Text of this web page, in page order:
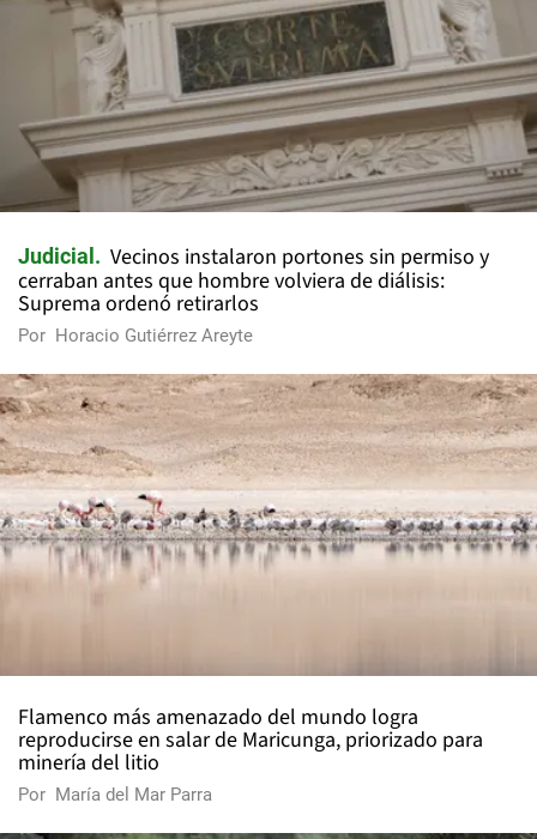
Judicial
Vecinos instalaron portones sin permiso y
cerraban antes que hombre volviera de diálisis:
Suprema ordenó retirarlos
Por Horacio Gutiérrez Areyte
Flamenco más amenazado del mundo logra
reproducirse en salar de Maricunga, priorizado para
minería del litio
Por María del Mar Parra